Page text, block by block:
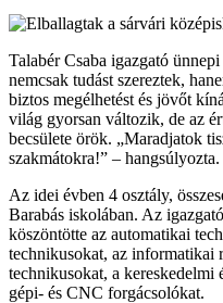
Talabér Csaba igazgató
nemcsak tudást szereztek,
biztos megélhetést és jövőt
világ gyorsan változik, de az
becsülete örök. „Maradjatok
szakmátokra!” – hangsúlyozta.
Az idei évben 4 osztály,
Barabás iskolában. Az
köszöntötte az automatikai
technikusokat, az informatikai
technikusokat, a kereskedelmi
gépi- és CNC forgácsolókat.